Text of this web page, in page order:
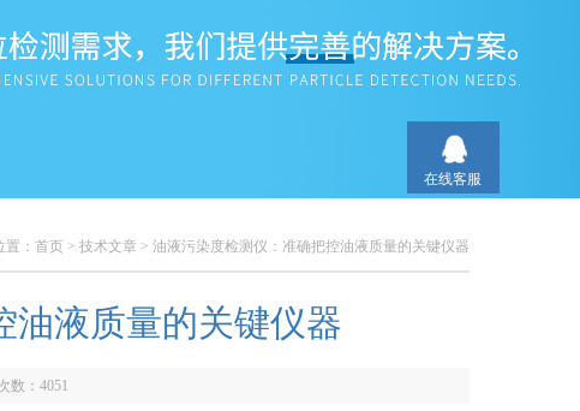
： 首页 > 技术文章 > 油液污染度检测仪：准确把控油液质量的关键仪器
油液质量的关键仪器
数： 4051
在线客服